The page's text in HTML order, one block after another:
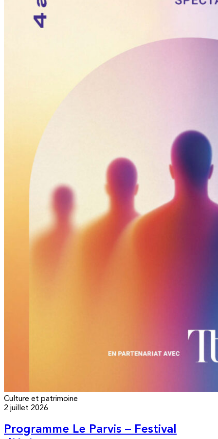
Culture et patrimoine
2 juillet 2026
Programme Le Parvis – Festival